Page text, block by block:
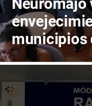
Neuromajo
municipios